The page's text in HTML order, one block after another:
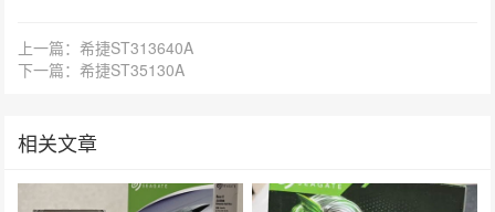
上一篇：希捷ST313640A
下一篇：希捷ST35130A
相关文章